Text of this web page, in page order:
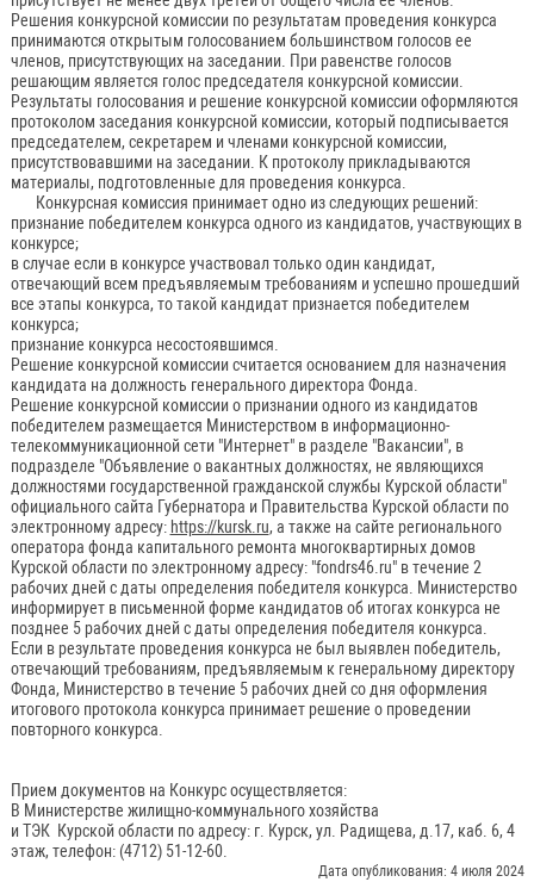
Решения конкурсной комиссии по результатам проведения конкурса
принимаются открытым голосованием большинством голосов ее
членов, присутствующих на заседании. При равенстве голосов
решающим является голос председателя конкурсной комиссии.
Результаты голосования и решение конкурсной комиссии оформляются
протоколом заседания конкурсной комиссии, который подписывается
председателем, секретарем и членами конкурсной комиссии,
присутствовавшими на заседании. К протоколу прикладываются
материалы, подготовленные для проведения конкурса.
Конкурсная комиссия принимает одно из следующих решений:
признание победителем конкурса одного из кандидатов, участвующих в
конкурсе;
в случае если в конкурсе участвовал только один кандидат,
отвечающий всем предъявляемым требованиям и успешно прошедший
все этапы конкурса, то такой кандидат признается победителем
конкурса;
признание конкурса несостоявшимся.
Решение конкурсной комиссии считается основанием для назначения
кандидата на должность генерального директора Фонда.
Решение конкурсной комиссии о признании одного из кандидатов
победителем размещается Министерством в информационно-
телекоммуникационной сети "Интернет" в разделе "Вакансии", в
подразделе "Объявление о вакантных должностях, не являющихся
должностями государственной гражданской службы Курской области"
официального сайта Губернатора и Правительства Курской области по
электронному адресу: https://kursk.ru, а также на сайте регионального
оператора фонда капитального ремонта многоквартирных домов
Курской области по электронному адресу: "fondrs46.ru" в течение 2
рабочих дней с даты определения победителя конкурса. Министерство
информирует в письменной форме кандидатов об итогах конкурса не
позднее 5 рабочих дней с даты определения победителя конкурса.
Если в результате проведения конкурса не был выявлен победитель,
отвечающий требованиям, предъявляемым к генеральному директору
Фонда, Министерство в течение 5 рабочих дней со дня оформления
итогового протокола конкурса принимает решение о проведении
повторного конкурса.
Прием документов на Конкурс осуществляется:
В Министерстве жилищно-коммунального хозяйства
и ТЭК Курской области по адресу: г. Курск, ул. Радищева, д.17, каб. 6, 4
этаж, телефон: (4712) 51-12-60.
Дата опубликования: 4 июля 2024